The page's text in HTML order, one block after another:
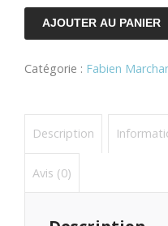
quantité
de
Under
5
AJOUTER AU PANIER
Catégorie : Fabien
Description
Avis (0)